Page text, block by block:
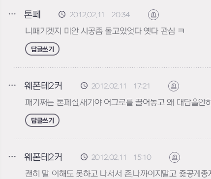
톤페 2012.02.11 20:34 신고하기
니패기겟지 미안 시공좀 돌고있엇다 옛다 관심 ㅋ
답글쓰기
웨폰테2커 2012.02.11 17:21 신고하기
패기쩌는 톤페십,새기야 어그로를 끌어놓고 왜 대답을안
답글쓰기
웨폰테2커 2012.02.11 15:10 신고하기
괜히 말 이해도 못하고 나서서 존,나까이지말고 죶공게종